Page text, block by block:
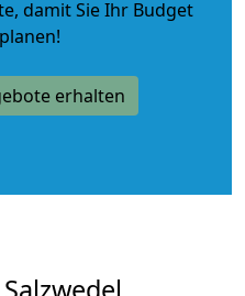
, damit Sie Ihr Budget
erhalten